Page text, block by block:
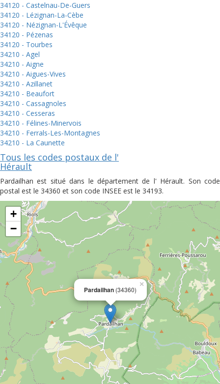
34120 - Castelnau-De-Guers
34120 - Lézignan-La-Cèbe
34120 - Nézignan-L'Évêque
34120 - Pézenas
34120 - Tourbes
34210 - Agel
34210 - Aigne
34210 - Aigues-Vives
34210 - Azillanet
34210 - Beaufort
34210 - Cassagnoles
34210 - Cesseras
34210 - Félines-Minervois
34210 - Ferrals-Les-Montagnes
34210 - La Caunette
Tous les codes postaux de l'
Hérault
Pardailhan est situé dans le département de l' Hérault. Son code
postal est le 34360 et son code INSEE est le 34193.
Pardailhan (34360)
×
+
−